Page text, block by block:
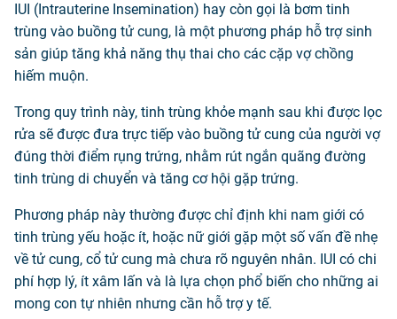
IUI (Intrauterine Insemination) hay còn gọi là bơm tinh
trùng vào buồng tử cung, là một phương pháp hỗ trợ sinh
sản giúp tăng khả năng thụ thai cho các cặp vợ chồng
hiếm muộn.
Trong quy trình này, tinh trùng khỏe mạnh sau khi được lọc
rửa sẽ được đưa trực tiếp vào buồng tử cung của người vợ
đúng thời điểm rụng trứng, nhằm rút ngắn quãng đường
tinh trùng di chuyển và tăng cơ hội gặp trứng.
Phương pháp này thường được chỉ định khi nam giới có
tinh trùng yếu hoặc ít, hoặc nữ giới gặp một số vấn đề nhẹ
về tử cung, cổ tử cung mà chưa rõ nguyên nhân. IUI có chi
phí hợp lý, ít xâm lấn và là lựa chọn phổ biến cho những ai
mong con tự nhiên nhưng cần hỗ trợ y tế.